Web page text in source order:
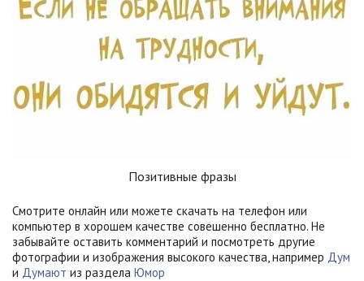
Позитивные фразы
Смотрите онлайн или можете скачать на телефон или
компьютер в хорошем качестве совешенно бесплатно. Не
забывайте оставить комментарий и посмотреть другие
фотографии и изображения высокого качества, например Дум
и Думают из раздела Юмор